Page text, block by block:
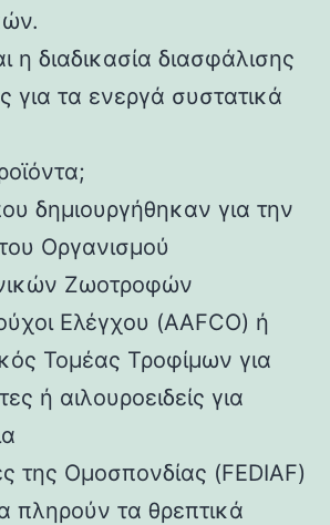
η διαδικασία διασφάλισης
για τα ενεργά συστατικά
δημιουργήθηκαν για την
Οργανισμού
Ζωοτροφών
Ελέγχου (AAFCO) ή
Τομέας Τροφίμων για
ή αιλουροειδείς για
της Ομοσπονδίας (FEDIAF)
πληρούν τα θρεπτικά